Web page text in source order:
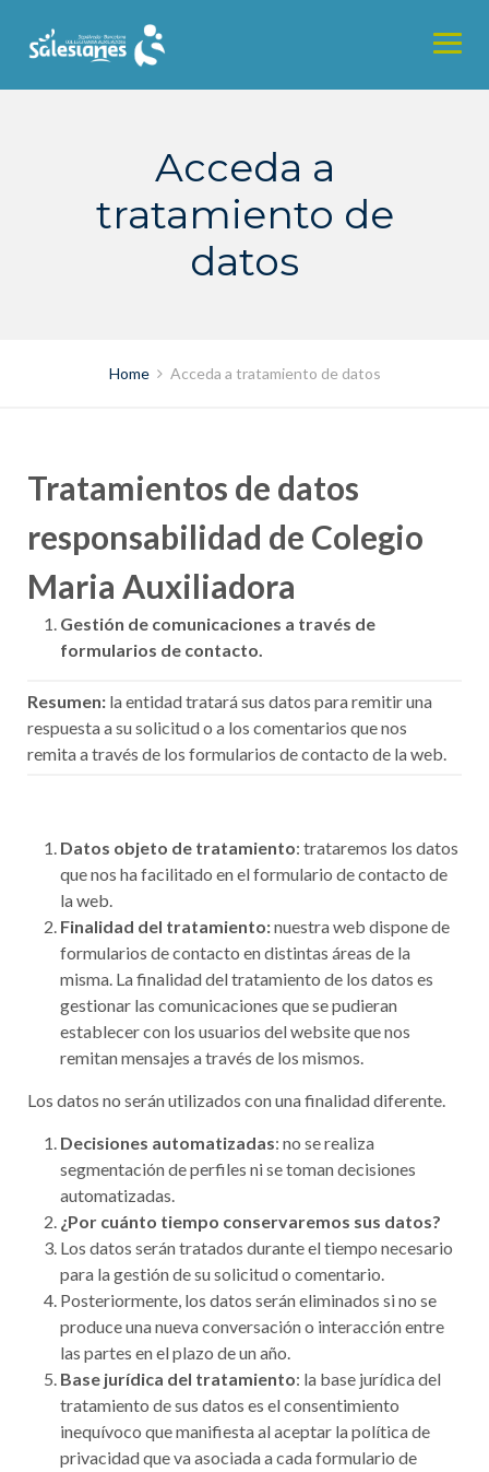
content
Acceda a
tratamiento de
datos
Home Acceda a tratamiento de datos
Tratamientos de datos
responsabilidad de Colegio
Maria Auxiliadora
Gestión de comunicaciones a través de
formularios de contacto.
Resumen: la entidad tratará sus datos para remitir una
respuesta a su solicitud o a los comentarios que nos
remita a través de los formularios de contacto de la web.
Datos objeto de tratamiento: trataremos los datos
que nos ha facilitado en el formulario de contacto de
la web.
Finalidad del tratamiento:nuestra web dispone de
formularios de contacto en distintas áreas de la
misma. La finalidad del tratamiento de los datos es
gestionar las comunicaciones que se pudieran
establecer con los usuarios del website que nos
remitan mensajes a través de los mismos.
Los datos no serán utilizados con una finalidad diferente.
Decisiones automatizadas: no se realiza
segmentación de perfiles ni se toman decisiones
automatizadas.
¿Por cuánto tiempo conservaremos sus datos?
Los datos serán tratados durante el tiempo necesario
para la gestión de su solicitud o comentario.
Posteriormente, los datos serán eliminados si no se
produce una nueva conversación o interacción entre
las partes en el plazo de un año.
Base jurídica del tratamiento: la base jurídica del
tratamiento de sus datos es el consentimiento
inequívoco que manifiesta al aceptar la política de
privacidad que va asociada a cada formulario de